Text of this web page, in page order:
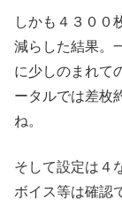
しかも４３００
減らした結果。
に少しのまれて
ータルでは差枚
ね。
そして設定は４
ボイス等は確認